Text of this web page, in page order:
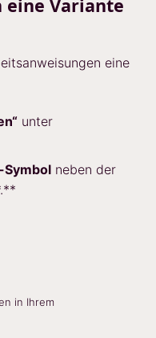
Variante
eine
unter
Symbol neben der
in Ihrem